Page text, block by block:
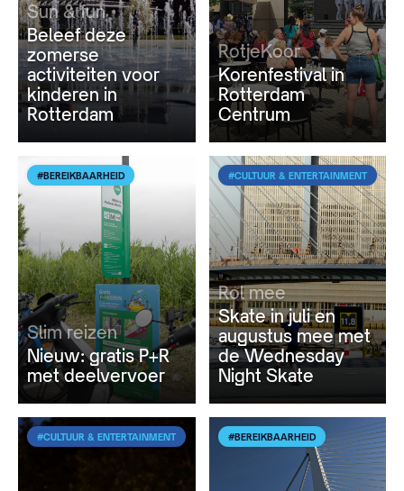
Sun & fun
Beleef deze
zomerse
activiteiten voor
kinderen in
Rotterdam
RotjeKoor
Korenfestival in
Rotterdam
Centrum
#BEREIKBAARHEID
Slim reizen
Nieuw: gratis P+R
met deelvervoer
#CULTUUR & ENTERTAINMENT
Rol mee
Skate in juli en
augustus mee met
de Wednesday
Night Skate
#CULTUUR & ENTERTAINMENT #BEREIKBAARHEID